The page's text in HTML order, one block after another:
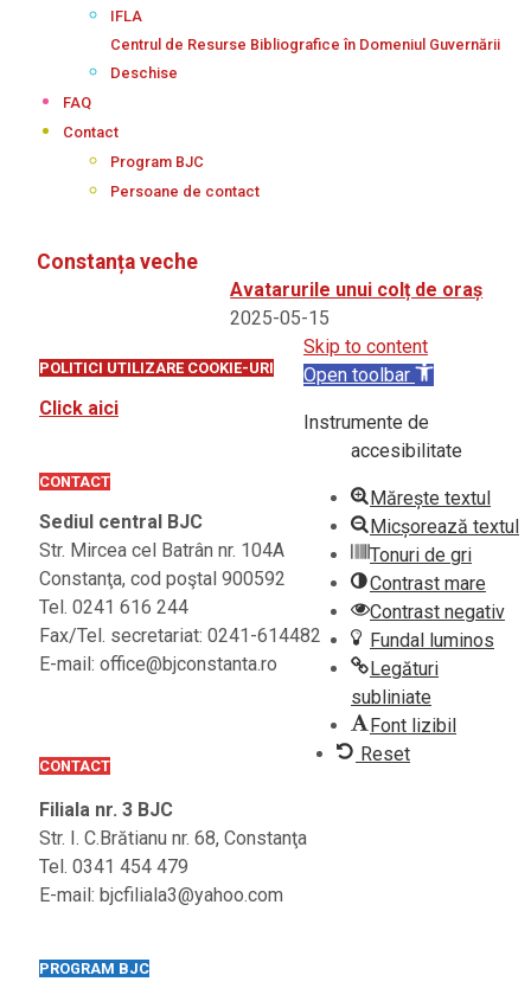
IFLA
Centrul de Resurse Bibliografice în Domeniul Guvernării
Deschise
FAQ
Contact
Program BJC
Persoane de contact
Constanța veche
Avatarurile unui colț de oraș
2025-05-15
POLITICI UTILIZARE COOKIE-URI
Click aici
CONTACT
Sediul central BJC
Str. Mircea cel Batrân nr. 104A
Constanţa, cod poştal 900592
Tel. 0241 616 244
Fax/Tel. secretariat: 0241-614482
E-mail: office@bjconstanta.ro
CONTACT
Filiala nr. 3 BJC
Str. I. C.Brătianu nr. 68, Constanţa
Tel. 0341 454 479
E-mail: bjcfiliala3@yahoo.com
PROGRAM BJC
Skip to content
Open toolbar
Instrumente de
accesibilitate
Mărește textul
Micșorează textul
Tonuri de gri
Contrast mare
Contrast negativ
Fundal luminos
Legături
subliniate
Font lizibil
Reset